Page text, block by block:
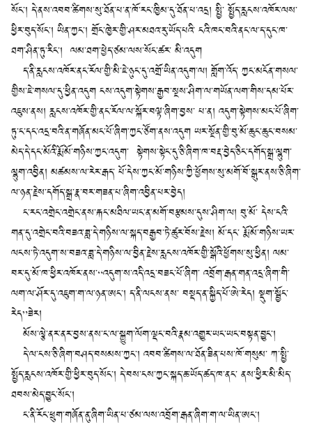
སོང་། དེ་ནས་འབབ་ཚིགས་སུ་ཐོན་པ་ན་ཁོ་རང་ཁྱིམ་དུ་ཐོན་པ་འདྲ། སྤྱི་ སྤྱོད་རླངས་འཁོར་ལས་
ཕྱིར་བུད་སོང་། ཡིན་ཀྱང་། གྲོང་ཁྱེར་གྱི་ཤར་མཐའ་རུ་ཡོད་པའི་ ངའི་ཁང་བའི་ནང་ལ་ད་དུང་ཁ་
ཐག་ཤིན་ཏུ་རིང་། ལམ་ཐག་ཕྱེད་ཙམ་ལས་སོང་ཚར་ མི་འདུག
ད་ནི་རླངས་འཁོར་ནང་རོལ་གྱི་མི་ཇེ་ཉུང་དུ་འགྲོ་ཡིན་འདུག་ལ། གློག་འོད་ ཀྱང་མངོན་གསལ་
གྱིས་ཇེ་གསལ་དུ་ཕྱིན་འདུག ངས་འདུག་སྟེགས་རྒྱབ་སྔས་ཤིག་ལ་གཡོན་ལག་གིས་དམ་པོར་
འཇུས་ནས། རླངས་འཁོར་གྱི་ནང་རོལ་ལ་སྐོར་བལྟ་ཞིག་བྱས་ པ་ན། འདུག་སྟེགས་མང་པོ་ཞིག་
ཏུ་ང་དང་འདྲ་བའི་ན་གཞོན་མང་པོ་ཞིག་ཀྱང་ཙོག་ནས་འདུག ཡར་སྔོན་གྱི་བུ་མོ་ཆུང་ཆུང་བསམ་
མེད་དེ་དང་མོའི་རྨོ་མོ་གཉིས་ཀྱང་འདུག་ སྟེགས་སྟེང་དུ་ཅི་ཞིག་ཁ་བརྡ་བྱེད་ཅིང་དགོད་སྒྲ་ལྷུག་
ལྷུག་འབྱིན། མཚམས་ལ་རེར་རྒད་ པོ་དེས་ཀྱང་མོ་གཉིས་ཀྱི་ཕྱོགས་སུ་མགོ་བོ་སྒུར་ནས་ཅི་ཞིག་
ལ་ཉན་རྗེས་དགོད་སྒྲ་རྣ་བར་གཟན་པ་ཞིག་འབྱིན་པར་བྱེད།
ང་རང་འགྲེང་འགྲེང་ནས་རྐང་མཐིལ་ཡང་ན་མགོ་བརྩམས་དུས་ཤིག་ལ། བུ་མོ་ དེས་ངའི་
གན་དུ་འགྲེང་བའི་བཟའ་ཟླ་དེ་གཉིས་ལ་སྐད་བརྒྱབ་ཏེ་ཚུར་བོས་རྗེས། མོ་དང་ རྨོ་མོ་གཉིས་ཡར་
ལངས་ཏེ་འདུག་ས་བཟའ་ཟླ་དེ་གཉིས་ལ་བྱིན་རྗེས་རླངས་འཁོར་གྱི་སྒོའི་ཕྱོགས་སུ་ཕྱིན། ལམ་
བར་དུ་མོ་ཁ་ཕྱིར་འཁོར་ནས་“འདུག་ས་འདི་འདྲ་བཟང་པོ་ཞིག་ འབྲོག་རྒན་གན་འདྲ་ཞིག་གི་
ལག་ལ་ཤོར་དུ་འཇུག་ག་ལ་ཉན་ཨང་། ད་ནི་ལངས་ནས་ བསྡད་ན་སྐྱིད་པོ་ཨེ་རེད། སྡུག་སྦྱོང་
རེད”ཟེར།
མོས་ལྕེ་ནར་ནར་བྱས་ནས་ང་ལ་སྐྱུག་ལོག་ལྡང་བའི་རྣམ་འགྱུར་ཡང་ཡང་བསྟན་བྱུང་།
དེ་ལ་ངས་ཅི་ཞིག་བཤད་བསམས་ཀྱང་། འབབ་ཚིགས་ལ་ཐོན་ཟིན་པས་ཁོ་གསུམ་ ཀ་སྤྱི་
སྤྱོད་རླངས་འཁོར་གྱི་ཕྱིར་བུད་སོང་། དེ་བས་ངས་ཀྱང་སྐད་ཆ་ཡོད་ཚད་ཁ་ནང་ ནས་ཕྱིར་མི་མིད་
ཐབས་མེད་བྱུང་སོང་།
ང་ནི་རོང་ཕྲུག་གཞོན་ནུ་ཞིག་ཡིན་པ་ཙམ་ལས་འབྲོག་རྒན་ཞིག་ག་ལ་ཡིན་ཨང་།